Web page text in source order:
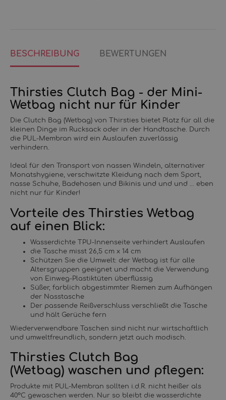
BESCHREIBUNG BEWERTUNGEN
Thirsties Clutch Bag - der Mini-
Wetbag nicht nur für Kinder
Die Clutch Bag (Wetbag) von Thirsties bietet Platz für all die
kleinen Dinge im Rucksack oder in der Handtasche. Durch
die PUL-Membran wird ein Auslaufen zuverlässig
verhindern.
Ideal für den Transport von nassen Windeln, alternativer
Monatshygiene, verschwitzte Kleidung nach dem Sport,
nasse Schuhe, Badehosen und Bikinis und und und … eben
nicht nur für Kinder!
Vorteile des Thirsties Wetbag
auf einen Blick:
Wasserdichte TPU-Innenseite verhindert Auslaufen
die Tasche misst 26,5 cm x 14 cm
Schützen Sie die Umwelt: der Wetbag ist für alle
Altersgruppen geeignet und macht die Verwendung
von Einweg-Plastiktüten überflüssig
Süßer, farblich abgestimmter Riemen zum Aufhängen
der Nasstasche
Der passende Reißverschluss verschließt die Tasche
und hält Gerüche fern
Wiederverwendbare Taschen sind nicht nur wirtschaftlich
und umweltfreundlich, sondern jetzt auch modisch.
Thirsties Clutch Bag
(Wetbag) waschen und pflegen:
Produkte mit PUL-Membran sollten i.d.R. nicht heißer als
40°C gewaschen werden. Nur so bleibt die wasserdichte